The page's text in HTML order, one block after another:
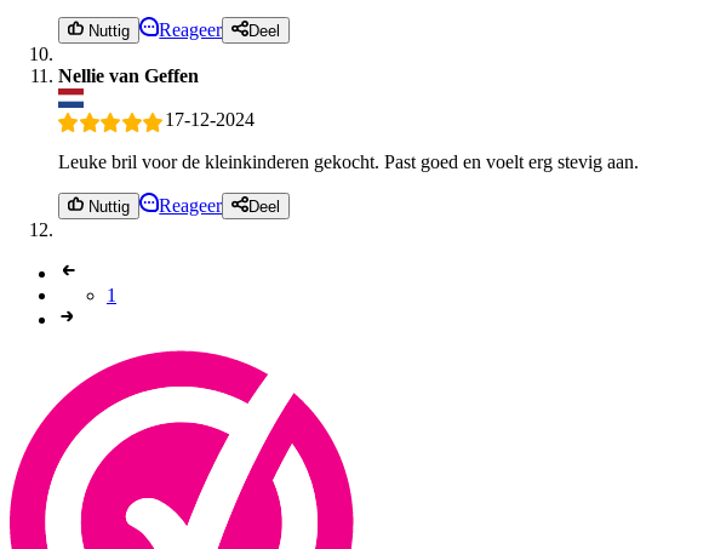
Nuttig Reageer Deel
Nellie van Geffen
17-12-2024
Leuke bril voor de kleinkinderen gekocht. Past goed en voelt erg stevig aan.
Nuttig Reageer Deel
1